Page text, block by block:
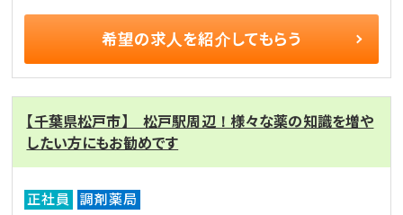
希望の求人を紹介してもらう
【千葉県松戸市】 松戸駅周辺！様々な薬の知識を増や
したい方にもお勧めです
正社員 調剤薬局